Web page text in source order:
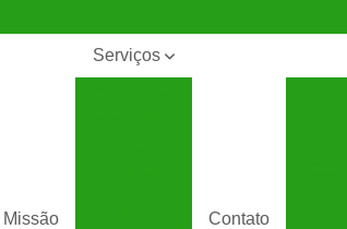
Missão
Serviços
Contato